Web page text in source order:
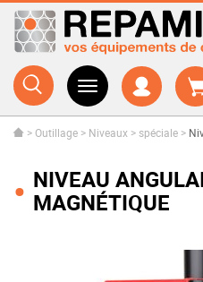
>Outillage > Niveaux >spéciale >
NIVEAU
MAGNÉTIQUE